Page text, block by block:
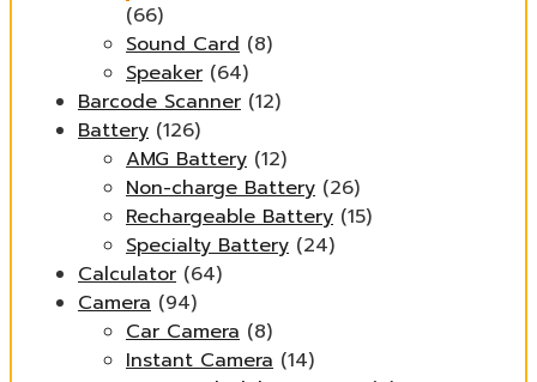
(66)
Sound Card (8)
Speaker (64)
Barcode Scanner (12)
Battery (126)
AMG Battery (12)
Non-charge Battery (26)
Rechargeable Battery (15)
Specialty Battery (24)
Calculator (64)
Camera (94)
Car Camera (8)
Instant Camera (14)